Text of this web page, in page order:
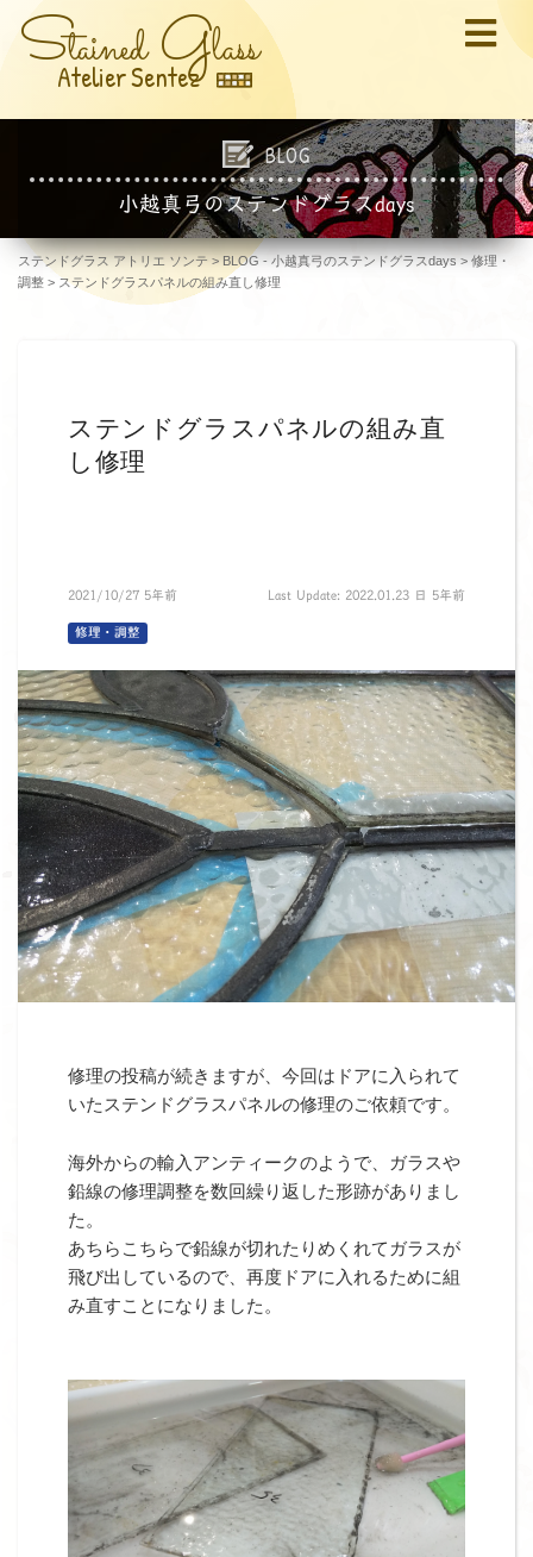
Stained Glass
Atelier Sentez
BLOG
小越真弓のステンドグラスdays
ステンドグラス アトリエ ソンテ > BLOG - 小越真弓のステンドグラスdays> 修理・
調整 > ステンドグラスパネルの組み直し修理
ステンドグラスパネルの組み直
し修理
2021/10/27 5年前 Last Update: 2022.01.23 日 5年前
修理・調整
修理の投稿が続きますが、今回はドアに入られて
いたステンドグラスパネルの修理のご依頼です。
海外からの輸入アンティークのようで、ガラスや
鉛線の修理調整を数回繰り返した形跡がありまし
た。
あちらこちらで鉛線が切れたりめくれてガラスが
飛び出しているので、再度ドアに入れるために組
み直すことになりました。